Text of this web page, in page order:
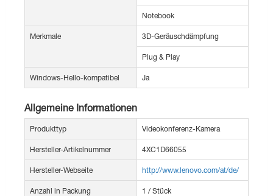
Notebook
Merkmale 3D-Geräuschdämpfung
Plug & Play
Windows-Hello-kompatibel Ja
Allgemeine Informationen
Produkttyp Videokonferenz-Kamera
Hersteller-Artikelnummer 4XC1D66055
Hersteller-Webseite http://www.lenovo.com/at/de/
Anzahl in Packung 1 / Stück